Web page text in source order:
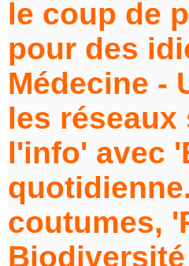
le coup de
pour des
Médecine -
les
l'info' avec
coutumes,